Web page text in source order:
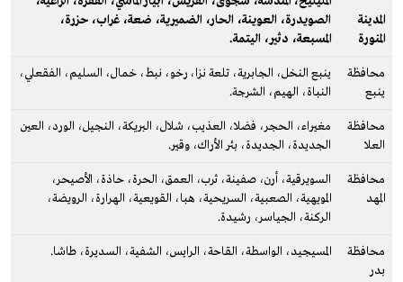
المدينة
المنورة
الصويدرة، العوينة، الحار، الضميرية، ضعة، غراب، حزرة،
المسبعة، دثير، اليتمة.
محافظة
ينبع
ينبع النخل، الجابرية، تلعة نزا، رخو، نبط، خمال، السليم، الفقعلي،
النباة، الهيم، الشرجة.
محافظة
العلا
مغيراء، الحجر، فضلا، العذيب، شلال، البريكة، النجيل، الورد، العين
الجديدة، الجديدة، بئر الأراك، وقير.
محافظة
المهد
السويرقية، أرن، صفينة، ثرب، العمق، الحرة، حاذة، الأصيحر،
المويهية، الصعبية، السريحية، هبا، القويعية، الهرارة، الرويضة،
الركنة، الجياسر، رشيدة.
محافظة
بدر
المسيجيد، الواسطة، القاحة، الرايس، الشفية، السديرة، طاشا.